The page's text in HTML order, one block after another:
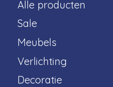
Alle producten
Sale
Meubels
Verlichting
Decoratie